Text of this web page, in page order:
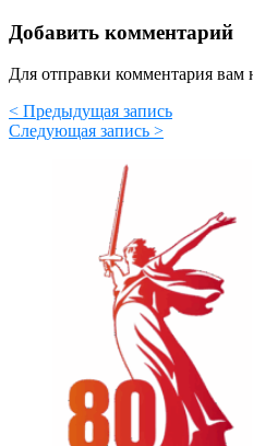
Добавить комментарий
Для отправки комментария вам
< Предыдущая запись
Следующая запись >